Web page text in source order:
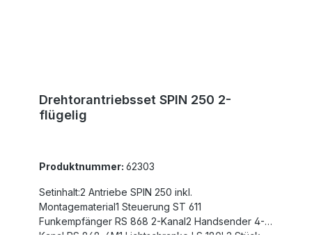
Drehtorantriebsset SPIN 250 2-
flügelig
Produktnummer: 62303
Setinhalt:2 Antriebe SPIN 250 inkl.
Montagematerial1 Steuerung ST 611
Funkempfänger RS 868 2-Kanal2 Handsender 4-
Kanal RS 868-4M1 Lichtschranke LS 180! 2 Stück